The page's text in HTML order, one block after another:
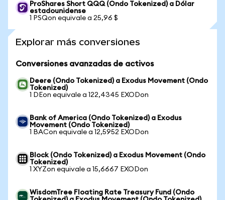
ProShares Short QQQ (Ondo Tokenized) a Dólar
estadounidense
1 PSQon equivale a 25,96 $
Explorar más conversiones
Conversiones avanzadas de activos
Deere (Ondo Tokenized) a Exodus Movement (Ondo
Tokenized)
1 DEon equivale a 122,4345 EXODon
Bank of America (Ondo Tokenized) a Exodus
Movement (Ondo Tokenized)
1 BACon equivale a 12,5952 EXODon
Block (Ondo Tokenized) a Exodus Movement (Ondo
Tokenized)
1 XYZon equivale a 15,6667 EXODon
WisdomTree Floating Rate Treasury Fund (Ondo